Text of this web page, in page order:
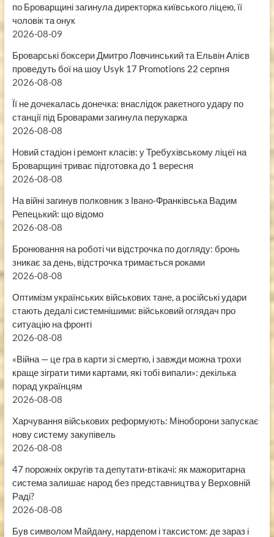
по Броварщині загинула директорка київського ліцею, її
чоловік та онук
2026-08-09
Броварські боксери Дмитро Ловчинський та Ельвін Алієв
проведуть бої на шоу Usyk 17 Promotions 22 серпня
2026-08-08
Її не дочекалась донечка: внаслідок ракетного удару по
станції під Броварами загинула перукарка
2026-08-08
Новий стадіон і ремонт класів: у Требухівському ліцеї на
Броварщині триває підготовка до 1 вересня
2026-08-08
На війні загинув полковник з Івано-Франківська Вадим
Репецький: що відомо
2026-08-08
Бронювання на роботі чи відстрочка по догляду: бронь
зникає за день, відстрочка тримається роками
2026-08-08
Оптимізм українських військових тане, а російські удари
стають дедалі системнішими: військовий оглядач про
ситуацію на фронті
2026-08-08
«Війна — це гра в карти зі смертю, і завжди можна трохи
краще зіграти тими картами, які тобі випали»: декілька
порад українцям
2026-08-08
Харчування військових реформують: Міноборони запускає
нову систему закупівель
2026-08-08
47 порожніх округів та депутати-втікачі: як мажоритарна
система залишає народ без представництва у Верховній
Раді?
2026-08-08
Був символом Майдану, нардепом і таксистом: де зараз і